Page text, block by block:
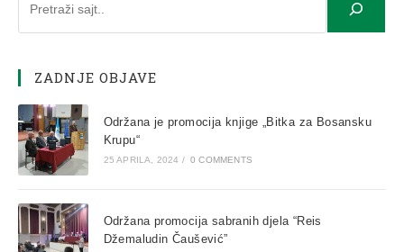
ZADNJE OBJAVE
Održana je promocija knjige „Bitka za Bosansku
Krupu“
25 APRILA, 2024 / 0 COMMENTS
Održana promocija sabranih djela “Reis
Džemaludin Čaušević”